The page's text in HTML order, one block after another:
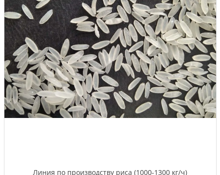
Линия по производству риса (1000-1300 кг/ч)